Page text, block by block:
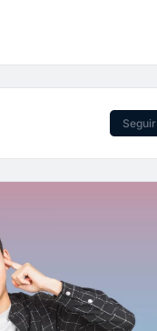
Seguir